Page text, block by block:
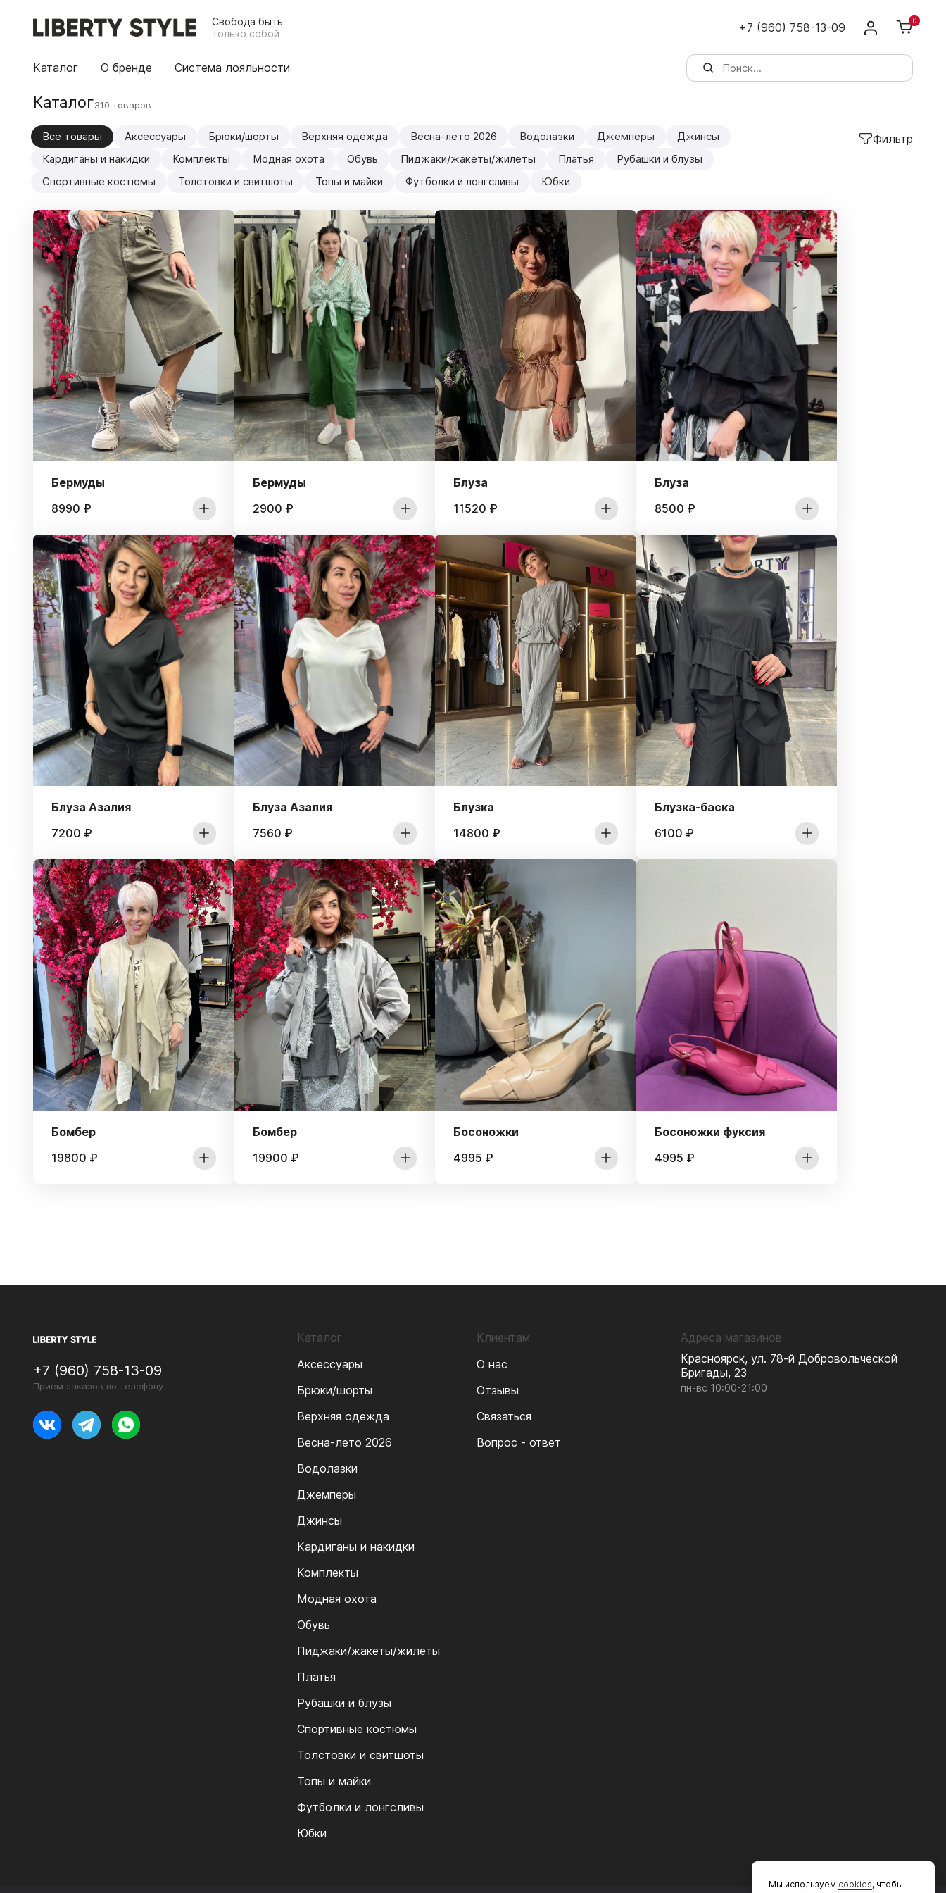
Свобода быть
только собой
+7 (960) 758-13-09 0
Каталог О бренде Система лояльности
Каталог310 товаров
Фильтр
Все товары Аксессуары Брюки/шорты Верхняя одежда Весна-лето 2026 Водолазки Джемперы
Джинсы
Кардиганы и накидки
Комплекты Модная охота Обувь Пиджаки/жакеты/жилеты Платья
Рубашки и блузы
Спортивные костюмы
Толстовки и свитшоты Топы и майки Футболки и лонгсливы Юбки
Бермуды
8990 ₽
Бермуды
2900 ₽
Блуза
11520 ₽
Блуза
8500 ₽
Блуза Азалия
7200 ₽
Блуза Азалия
7560 ₽
Блузка
14800 ₽
Блузка-баска
6100 ₽
Бомбер
19800 ₽
Бомбер
19900 ₽
Босоножки
4995 ₽
Босоножки фуксия
4995 ₽
+7 (960) 758-13-09
Прием заказов по телефону
Каталог
Аксессуары
Брюки/шорты
Верхняя одежда
Весна-лето 2026
Водолазки
Джемперы
Джинсы
Кардиганы и накидки
Комплекты
Модная охота
Обувь
Пиджаки/жакеты/жилеты
Платья
Рубашки и блузы
Спортивные костюмы
Толстовки и свитшоты
Топы и майки
Футболки и лонгсливы
Юбки
Клиентам
О нас
Отзывы
Связаться
Вопрос - ответ
Адреса магазинов
Красноярск, ул. 78-й Добровольческой
Бригады, 23
пн-вс 10:00-21:00
Мы используем cookies, чтобы